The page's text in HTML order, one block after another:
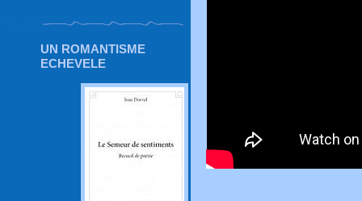
UN ROMANTISME
ECHEVELE